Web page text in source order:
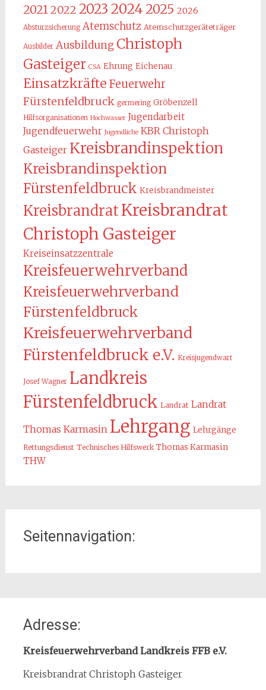
2021 2022 2023 2024 2025 2026
Absturzsicherung Atemschutz Atemschutzgeräteträger
Ausbilder Ausbildung Christoph
Gasteiger CSA Ehrung Eichenau
Einsatzkräfte Feuerwehr
Fürstenfeldbruck germering Gröbenzell
Hilfsorganisationen Hochwasser Jugendarbeit
Jugendfeuerwehr Jugendliche KBR Christoph
Gasteiger Kreisbrandinspektion
Kreisbrandinspektion
Fürstenfeldbruck Kreisbrandmeister
KreisbrandratKreisbrandrat
Christoph Gasteiger
Kreiseinsatzzentrale
Kreisfeuerwehrverband
Kreisfeuerwehrverband
Fürstenfeldbruck
Kreisfeuerwehrverband
Fürstenfeldbruck e.V. Kreisjugendwart
Josef Wagner Landkreis
Fürstenfeldbruck Landrat Landrat
Thomas Karmasin Lehrgang Lehrgänge
Rettungsdienst Technisches Hilfswerk Thomas Karmasin
THW
Seitennavigation:
Organisation
Kreisfeuerwehrverband
Adresse:
Kreisfeuerwehrverband Landkreis FFB e.V.
Kreisbrandrat Christoph Gasteiger